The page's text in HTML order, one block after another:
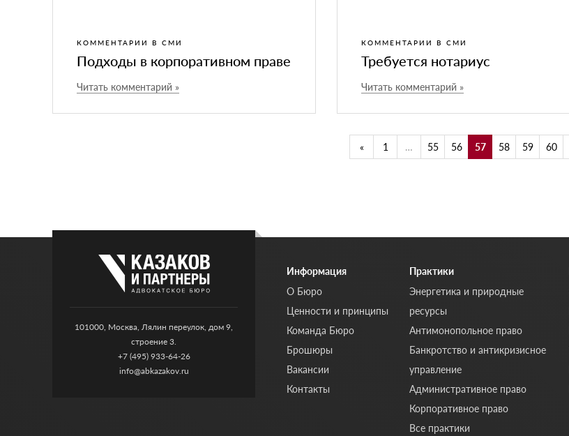
КОММЕНТАРИИ В СМИ
Подходы в корпоративном праве
Читать комментарий »
КОММЕНТАРИИ В СМИ
Требуется нотариус
Читать комментарий »
« 1 … 55 56 57 58 59 60
101000, Москва, Лялин переулок, дом 9,
строение 3.
+7 (495) 933-64-26
info@abkazakov.ru
Информация
О Бюро
Ценности и принципы
Команда Бюро
Брошюры
Вакансии
Контакты
Практики
Энергетика и природные
ресурсы
Антимонопольное право
Банкротство и антикризисное
управление
Административное право
Корпоративное право
Все практики